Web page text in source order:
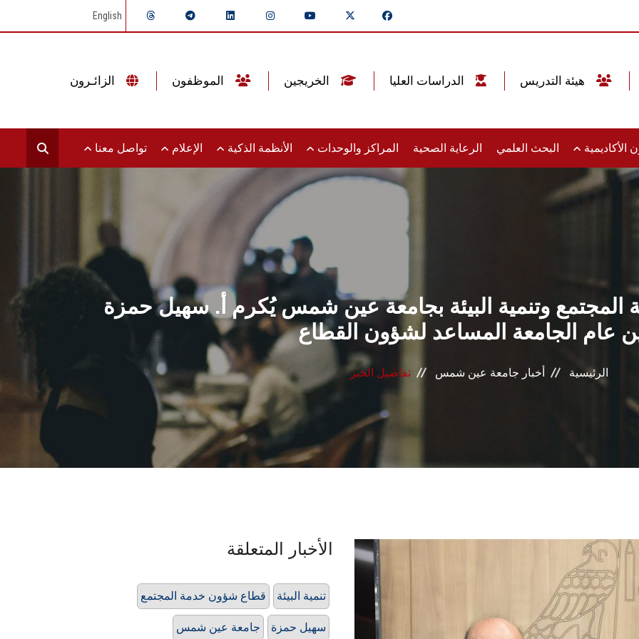
English
الأكاديمية البحث العلمي الرعاية الصحية المراكز والوحدات الأنظمة الذكية الإعلام تواصل معنا
وتنمية البيئة بجامعة عين شمس يُكرم أ. سهيل حمزة
عام الجامعة المساعد لشؤون القطاع
الرئيسية أخبار جامعة عين شمس تفاصيل الخبر
الأخبار المتعلقة
قطاع شؤون خدمة المجتمع تنمية البيئة
جامعة عين شمس سهيل حمزة